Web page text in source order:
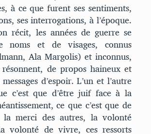
à ce que furent ses sentiments,
ses interrogations, à l’époque.
récit, les années de guerre se
noms et de visages, connus
Ala Margolis) et inconnus,
de propos haineux et
d’espoir. L’un et l’autre
c’est que d’être juif face à la
ce que c’est que de
merci des autres, la volonté
volonté de vivre, ces ressorts